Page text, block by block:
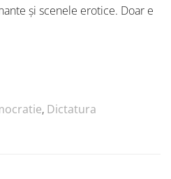
și scenele erotice. Doar e
, Dictatura